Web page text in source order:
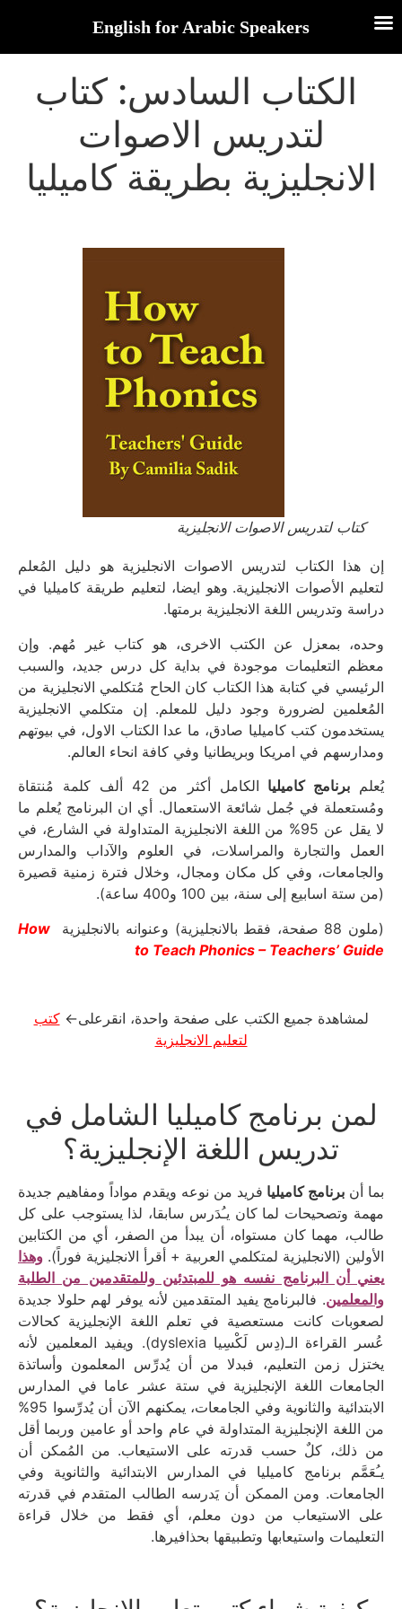
الكتاب السادس: كتاب
لتدريس الاصوات
الانجليزية بطريقة كاميليا
كتاب لتدريس الاصوات الانجليزية
إن هذا الكتاب لتدريس الاصوات الانجليزية هو دليل المُعلم
لتعليم الأصوات الانجليزية. وهو ايضا، لتعليم طريقة كاميليا في
دراسة وتدريس اللغة الانجليزية برمتها.
وحده، بمعزل عن الكتب الاخرى، هو كتاب غير مُهم. وإن
معظم التعليمات موجودة في بداية كل درس جديد، والسبب
الرئيسي في كتابة هذا الكتاب كان الحاح مُتكلمي الانجليزية من
المُعلمين لضرورة وجود دليل للمعلم. إن متكلمي الانجليزية
يستخدمون كتب كاميليا صادق، ما عدا الكتاب الاول، في بيوتهم
ومدارسهم في امريكا وبريطانيا وفي كافة انحاء العالم.
يُعلمبرنامج كاميليا
الكامل أكثر من 42 ألف كلمة مُنتقاة
ومُستعملة في جُمل شائعة الاستعمال. أي ان البرنامج يُعلم ما
لا يقل عن 95% من اللغة الانجليزية المتداولة في الشارع، في
العمل والتجارة والمراسلات، في العلوم والآداب والمدارس
والجامعات، وفي كل مكان ومجال، وخلال فترة زمنية قصيرة
(من ستة اسابيع إلى سنة، بين 100 و400 ساعة).
(ملون 88 صفحة، فقط بالانجليزية) وعنوانه بالانجليزية
How
to Teach Phonics – Teachers’ Guide
لمشاهدة جميع الكتب على صفحة واحدة، انقرعلى←كتب
لتعليم الانجليزية
لمن برنامج كاميليا الشامل في
تدريس اللغة الإنجليزية؟
بما أن برنامج كاميليا فريد من نوعه ويقدم مواداً ومفاهيم جديدة
مهمة وتصحيحات لما كان يـُدَرس سابقا، لذا يستوجب على كل
طالب، مهما كان مستواه، أن يبدأ من الصفر، أي من الكتابين
الأولين (الانجليزية لمتكلمي العربية + أقرأ الانجليزية فوراً). وهذا
يعني أن البرنامج نفسه هو للمبتدئين وللمتقدمين من الطلبة
والمعلمين. فالبرنامج يفيد المتقدمين لأنه يوفر لهم حلولا جديدة
لصعوبات كانت مستعصية في تعلم اللغة الإنجليزية كحالات
عُسر القراءة الـ(دِس لَكْسِيا dyslexia). ويفيد المعلمين لأنه
يختزل زمن التعليم، فبدلا من أن يُدرِّس المعلمون وأساتذة
الجامعات اللغة الإنجليزية في ستة عشر عاما في المدارس
الابتدائية والثانوية وفي الجامعات، يمكنهم الآن أن يُدرِّسوا 95%
من اللغة الإنجليزية المتداولة في عام واحد أو عامين وربما أقل
من ذلك، كلٌ حسب قدرته على الاستيعاب. من المُمكن أن
يـُعَمَّم برنامج كاميليا في المدارس الابتدائية والثانوية وفي
الجامعات. ومن الممكن أن يَدرسه الطالب المتقدم في قدرته
على الاستيعاب من دون معلم، أي فقط من خلال قراءة
التعليمات واستيعابها وتطبيقها بحذافيرها.
English for Arabic Speakers